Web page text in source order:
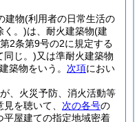
建物(利用者の日常生活の
く。)は、耐火建築物(建
第2条第9号の2に規定する
同じ。)又は準耐火建築物
築物をいう。 次項におい
、火災予防、消火活動等
を聴いて、 次の各号の
平屋建ての指定地域密着